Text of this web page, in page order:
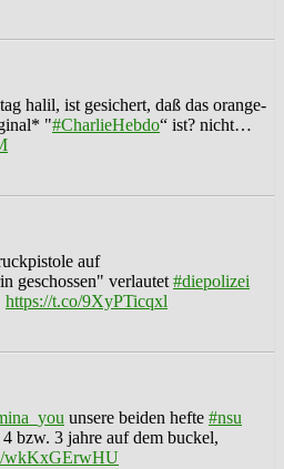
halil, ist gesichert, daß das orange-
"#CharlieHebdo“ ist? nicht…
auf
geschossen" verlautet #diepolizei
https://t.co/9XyPTicqxl
unsere beiden hefte #nsu
bzw. 3 jahre auf dem buckel,
wkKxGErwHU